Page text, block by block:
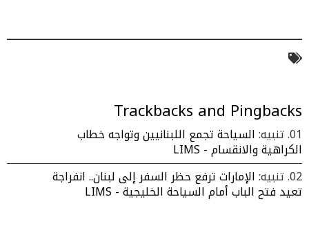
Trackbacks and Pingbacks
تنبيه:السياحة تجمع اللبنانيين وتواجه خطاب
الكراهية والانقسام - LIMS
تنبيه:الإمارات ترفع حظر السفر إلى لبنان.. انفراجة
تعيد فتح الباب أمام السياحة الخليجية - LIMS